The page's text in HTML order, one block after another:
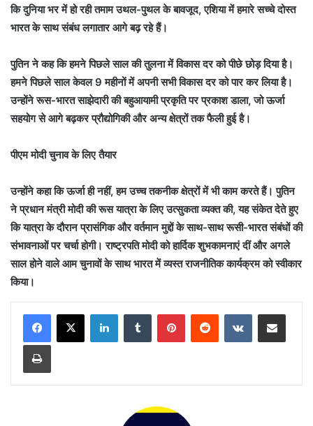
कि दुनिया भर में हो रही तमाम उथल-पुथल के बावजूद, एशिया में हमारे सच्चे दोस्त
भारत के साथ संबंध लगातार आगे बढ़ रहे हैं।
पुतिन ने कह कि हमने पिछले साल की तुलना में विकास दर को पीछे छोड़ दिया है।
हमने पिछले साल केवल 9 महीनों में अपनी सभी विकास दर को पार कर लिया है।
उन्होंने रूस-भारत साझेदारी की बहुआयामी प्रकृति पर प्रकाश डाला, जो ऊर्जा
सहयोग से आगे बढ़कर प्रौद्योगिकी और अन्य क्षेत्रों तक फैली हुई है।
पीएम मोदी चुनाव के लिए तैयार
उन्होंने कहा कि ऊर्जा ही नहीं, हम उच्च तकनीक क्षेत्रों में भी काम करते हैं। पुतिन
ने प्रधान मंत्री मोदी की रूस यात्रा के लिए उत्सुकता व्यक्त की, यह संकेत देते हुए
कि यात्रा के दौरान प्रासंगिक और वर्तमान मुद्दों के साथ-साथ रूसी-भारत संबंधों की
संभावनाओं पर चर्चा होगी। राष्ट्रपति मोदी को हार्दिक शुभकामनाएं दीं और अगले
साल होने वाले आम चुनावों के साथ भारत में व्यस्त राजनीतिक कार्यक्रम को स्वीकार
किया।
LinkedInTumblr PinterestReddit VKontakteShare via Email
Print